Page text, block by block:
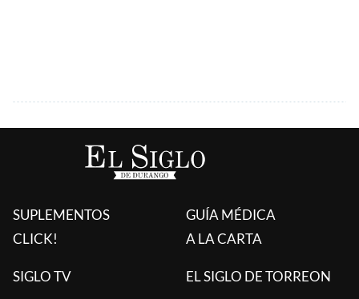
SUPLEMENTOS
CLICK!
GUÍA MÉDICA
A LA CARTA
SIGLO TV EL SIGLO DE TORREON